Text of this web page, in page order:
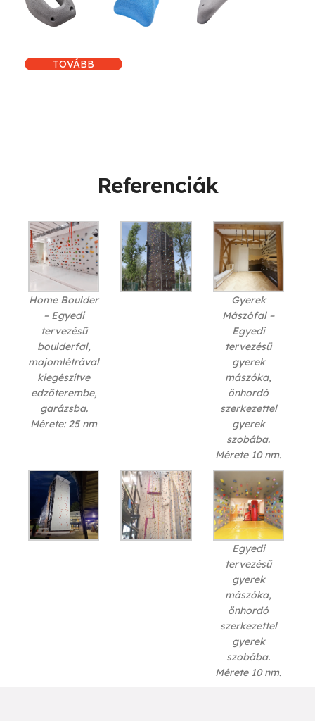
TOVÁBB
Referenciák
Home Boulder
– Egyedi
tervezésű
boulderfal,
majomlétrával
kiegészítve
edzőterembe,
garázsba.
Mérete: 25 nm
Gyerek
Mászófal –
Egyedi
tervezésű
gyerek
mászóka,
önhordó
szerkezettel
gyerek
szobába.
Mérete 10 nm.
Egyedi
tervezésű
gyerek
mászóka,
önhordó
szerkezettel
gyerek
szobába.
Mérete 10 nm.